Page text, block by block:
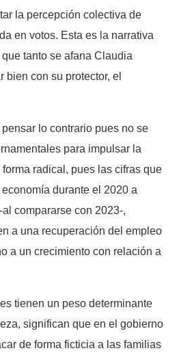
la percepción colectiva de
en votos. Esta es la narrativa
tanto se afana Claudia
bien con su protector, el
lo contrario pues no se
para impulsar la
radical, pues las cifras que
durante el 2020 a
compararse con 2023-,
a una recuperación del empleo
a un crecimiento con relación a
tienen un peso determinante
significan que en el gobierno
de forma ficticia a las familias